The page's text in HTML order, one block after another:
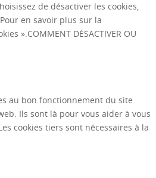
de désactiver les cookies,
en savoir plus sur la
».COMMENT DÉSACTIVER OU
au bon fonctionnement du site
Ils sont là pour vous aider à vous
cookies tiers sont nécessaires à la